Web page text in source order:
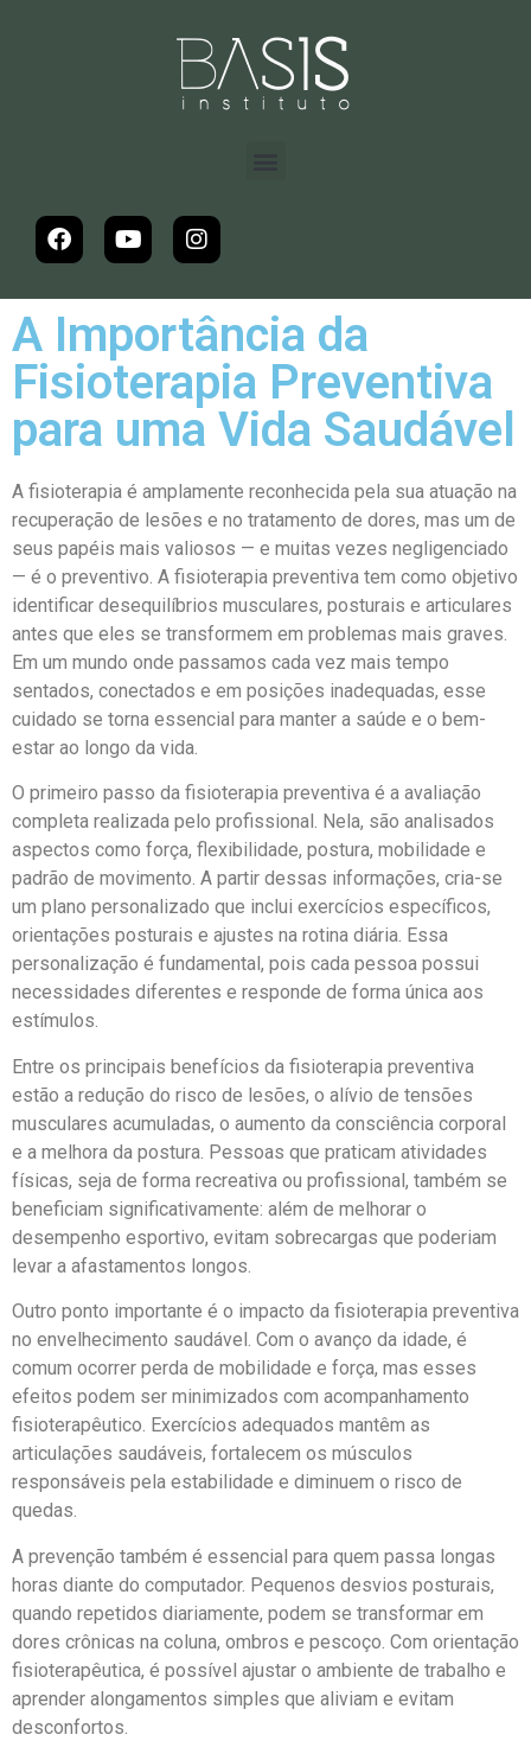
A Importância da
Fisioterapia Preventiva
para uma Vida Saudável
A fisioterapia é amplamente reconhecida pela sua atuação na
recuperação de lesões e no tratamento de dores, mas um de
seus papéis mais valiosos — e muitas vezes negligenciado
— é o preventivo. A fisioterapia preventiva tem como objetivo
identificar desequilíbrios musculares, posturais e articulares
antes que eles se transformem em problemas mais graves.
Em um mundo onde passamos cada vez mais tempo
sentados, conectados e em posições inadequadas, esse
cuidado se torna essencial para manter a saúde e o bem-
estar ao longo da vida.
O primeiro passo da fisioterapia preventiva é a avaliação
completa realizada pelo profissional. Nela, são analisados
aspectos como força, flexibilidade, postura, mobilidade e
padrão de movimento. A partir dessas informações, cria-se
um plano personalizado que inclui exercícios específicos,
orientações posturais e ajustes na rotina diária. Essa
personalização é fundamental, pois cada pessoa possui
necessidades diferentes e responde de forma única aos
estímulos.
Entre os principais benefícios da fisioterapia preventiva
estão a redução do risco de lesões, o alívio de tensões
musculares acumuladas, o aumento da consciência corporal
e a melhora da postura. Pessoas que praticam atividades
físicas, seja de forma recreativa ou profissional, também se
beneficiam significativamente: além de melhorar o
desempenho esportivo, evitam sobrecargas que poderiam
levar a afastamentos longos.
Outro ponto importante é o impacto da fisioterapia preventiva
no envelhecimento saudável. Com o avanço da idade, é
comum ocorrer perda de mobilidade e força, mas esses
efeitos podem ser minimizados com acompanhamento
fisioterapêutico. Exercícios adequados mantêm as
articulações saudáveis, fortalecem os músculos
responsáveis pela estabilidade e diminuem o risco de
quedas.
A prevenção também é essencial para quem passa longas
horas diante do computador. Pequenos desvios posturais,
quando repetidos diariamente, podem se transformar em
dores crônicas na coluna, ombros e pescoço. Com orientação
fisioterapêutica, é possível ajustar o ambiente de trabalho e
aprender alongamentos simples que aliviam e evitam
desconfortos.